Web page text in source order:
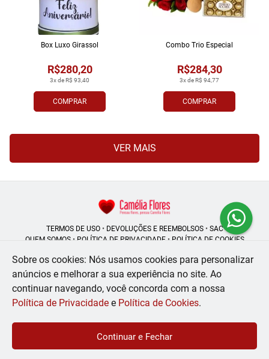
COMPRAR
3x de R$ 93,40
R$280,20
Box Luxo Girassol
COMPRAR
3x de R$ 94,77
R$284,30
Combo Trio Especial
VER MAIS
TERMOS DE USO• DEVOLUÇÕES E REEMBOLSOS• SAC
QUEM SOMOS• POLÍTICA DE PRIVACIDADE• POLÍTICA DE COOKIES
Camélia Flores | CNPJ: 08.250.956/0001-53
Rua do Rosário - 164, Centro - Rio de Janeiro - RJ - 20041-002
© 2024-2026 - Todos os direitos reservados - Desenvolvido por
Sobre os cookies: Nós usamos cookies para personalizar
anúncios e melhorar a sua experiência no site. Ao
continuar navegando, você concorda com a nossa
Política de Privacidade e Política de Cookies.
Continuar e Fechar